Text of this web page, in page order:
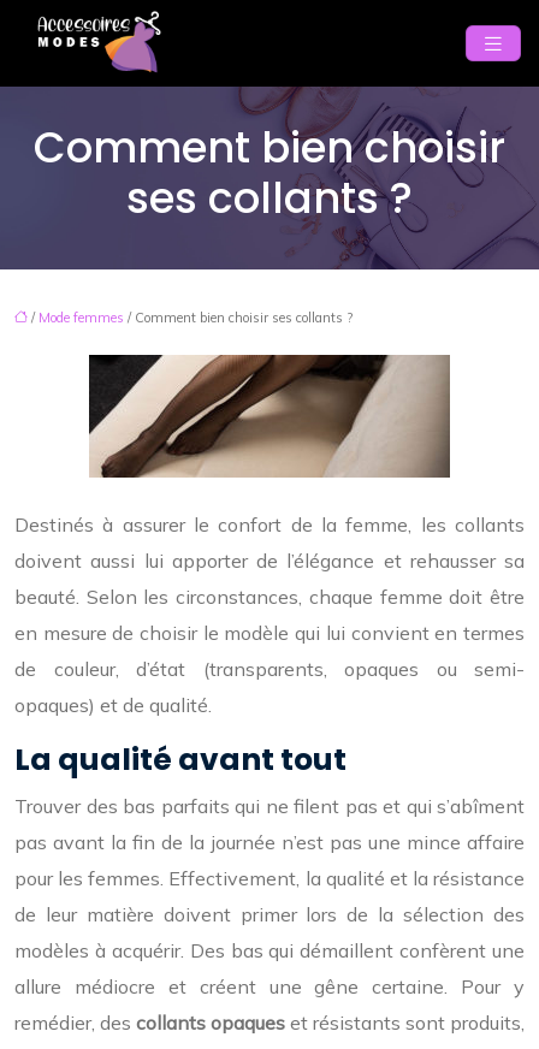
Comment bien choisir
ses collants ?
/ Mode femmes / Comment bien choisir ses collants ?
Destinés à assurer le confort de la femme, les collants
doivent aussi lui apporter de l’élégance et rehausser sa
beauté. Selon les circonstances, chaque femme doit être
en mesure de choisir le modèle qui lui convient en termes
de couleur, d’état (transparents, opaques ou semi-
opaques) et de qualité.
La qualité avant tout
Trouver des bas parfaits qui ne filent pas et qui s’abîment
pas avant la fin de la journée n’est pas une mince affaire
pour les femmes. Effectivement, la qualité et la résistance
de leur matière doivent primer lors de la sélection des
modèles à acquérir. Des bas qui démaillent confèrent une
allure médiocre et créent une gêne certaine. Pour y
remédier, des collants opaques et résistants sont produits,